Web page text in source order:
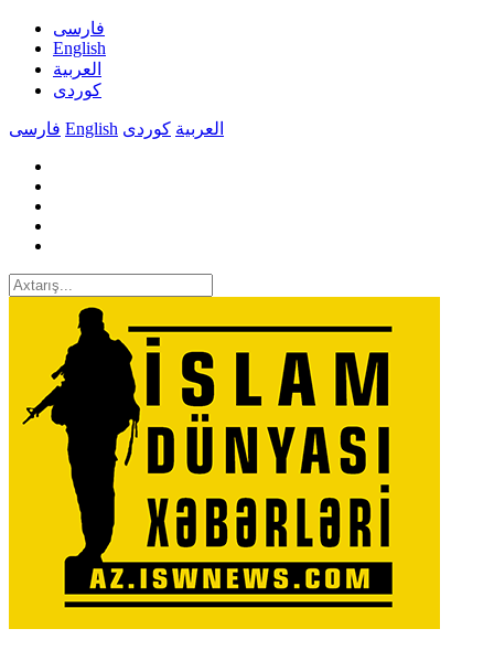
فارسی
English
العربیة
کوردی
فارسی English العربیة کوردی